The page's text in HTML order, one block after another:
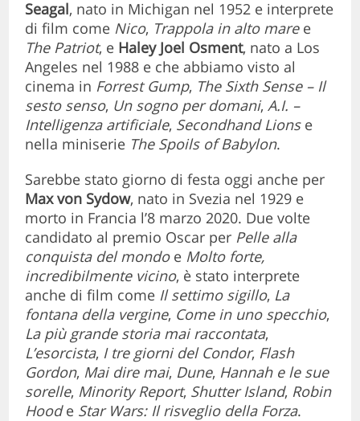
Seagal, nato in Michigan nel 1952 e interprete
di film come Nico, Trappola in alto maree
The Patriot, e Haley Joel Osment, nato a Los
Angeles nel 1988 e che abbiamo visto al
cinema in Forrest Gump, The Sixth Sense – Il
sesto senso, Un sogno per domani, A.I. –
Intelligenza artificiale, Secondhand Lionse
nella miniserie The Spoils of Babylon.
Sarebbe stato giorno di festa oggi anche per
Max von Sydow, nato in Svezia nel 1929 e
morto in Francia l’8 marzo 2020. Due volte
candidato al premio Oscar per Pelle alla
conquista del mondoe Molto forte,
incredibilmente vicino, è stato interprete
anche di film come Il settimo sigillo, La
fontana della vergine, Come in uno specchio,
La più grande storia mai raccontata,
L’esorcista, I tre giorni del Condor, Flash
Gordon, Mai dire mai, Dune, Hannah e le sue
sorelle, Minority Report, Shutter Island, Robin
Hoode Star Wars: Il risveglio della Forza.